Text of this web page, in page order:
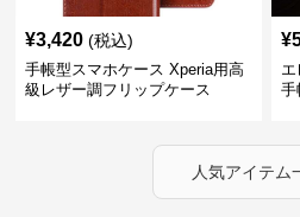
¥3,420 (税込)
手帳型スマホケース Xperia用高
級レザー調フリップケース
¥
手
人気アイテム